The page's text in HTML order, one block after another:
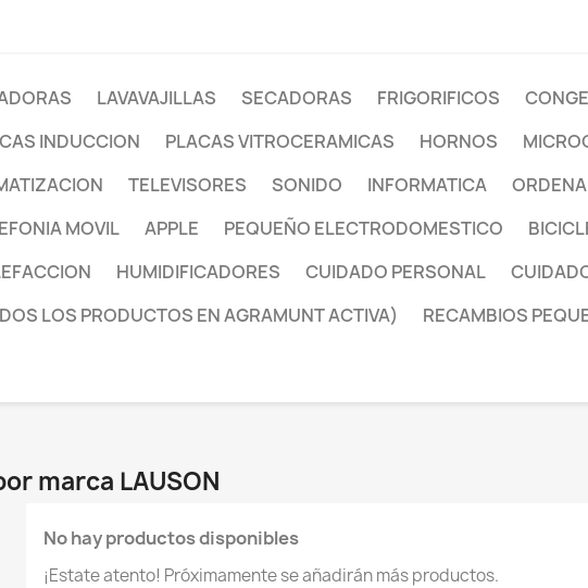
LAVAVAJILLAS SECADORAS FRIGORIFICOS
INDUCCION
PLACAS VITROCERAMICAS HORNOS
TELEVISORES SONIDO INFORMATICA
MOVIL
APPLE PEQUEÑO ELECTRODOMESTICO
HUMIDIFICADORES CUIDADO PERSONAL
LOS PRODUCTOS EN AGRAMUNT ACTIVA)
RECAMBIOS
marca LAUSON
No hay productos disponibles
¡Estate atento! Próximamente se añadirán más productos.